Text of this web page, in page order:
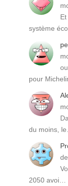
système
pour
du moins,
2050 avoi…